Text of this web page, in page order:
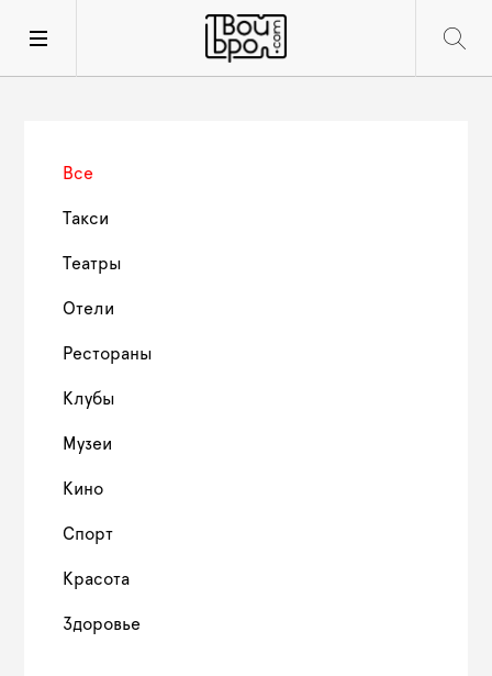
Все
Такси
Театры
Отели
Рестораны
Клубы
Музеи
Кино
Спорт
Красота
Здоровье